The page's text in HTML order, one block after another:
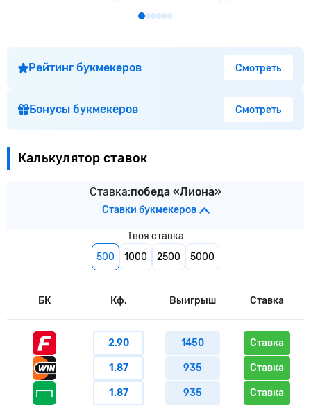
Рейтинг букмекеров Смотреть
Бонусы букмекеров Смотреть
Калькулятор ставок
Ставка:победа «Лиона»
Ставки букмекеров
Твоя ставка
500
1000 2500 5000
БК Кф. Выигрыш Ставка
2.90 1450 Ставка
1.87 935 Ставка
1.87 935 Ставка